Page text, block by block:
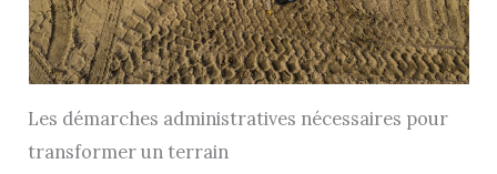
Les démarches administratives nécessaires pour
transformer un terrain